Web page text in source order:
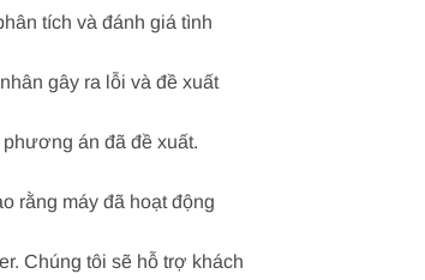
tích và đánh giá tình
gây ra lỗi và đề xuất
án đã đề xuất.
rằng máy đã hoạt động
Chúng tôi sẽ hỗ trợ khách